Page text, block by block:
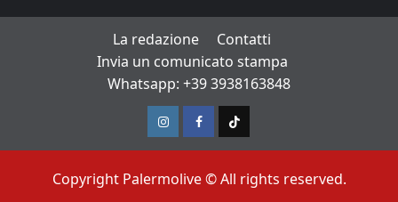
La redazione
Contatti
Invia un comunicato stampa
Whatsapp: +39 3938163848
InstagramFacebook
TikTok
Copyright Palermolive © All rights reserved.